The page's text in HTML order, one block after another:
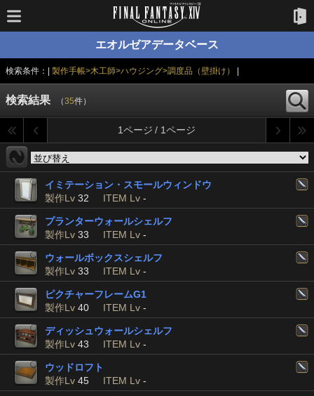
エオルゼアデータベース
検索条件：| 製作手帳>木工師>ハウジング>調度品（壁掛け）
検索結果 （35件）
1ページ / 1ページ
イミテーション・スモールウィンドウ
製作Lv 32 ITEM Lv -
プランターウォールシェルフ
製作Lv 33 ITEM Lv -
ウォールボックスシェルフ
製作Lv 33 ITEM Lv -
ピクチャーフレームG1
製作Lv 40 ITEM Lv -
ディッシュウォールシェルフ
製作Lv 43 ITEM Lv -
ウッドロフト
製作Lv 45 ITEM Lv -